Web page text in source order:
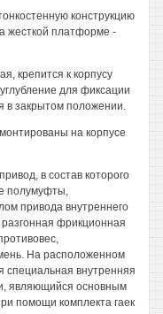
конструкцию
жесткой платформе -
крепится к корпусу
для фиксации
в закрытом положении.
на корпусе
в состав которого
полумуфты,
привода внутреннего
фрикционная
На расположенном
специальная внутренняя
являющийся основным
помощи комплекта гаек